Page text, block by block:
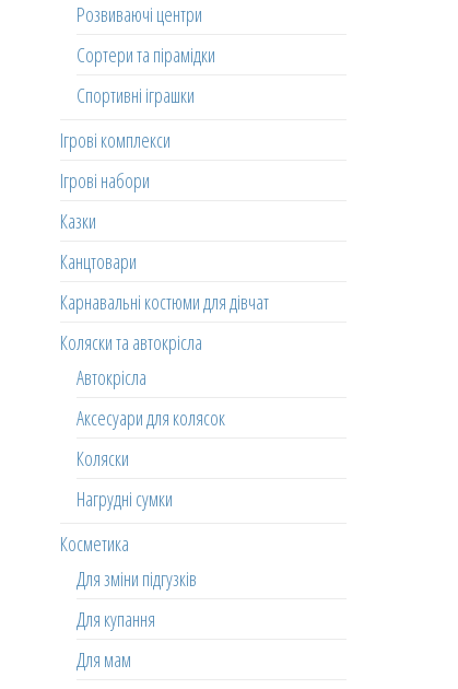
Розвиваючі центри
Сортери та пірамідки
Спортивні іграшки
Ігрові комплекси
Ігрові набори
Казки
Канцтовари
Карнавальні костюми для дівчат
Коляски та автокрісла
Автокрісла
Аксесуари для колясок
Коляски
Нагрудні сумки
Косметика
Для зміни підгузків
Для купання
Для мам